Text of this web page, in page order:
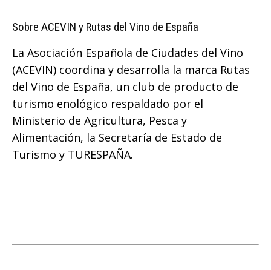
Sobre ACEVIN y Rutas del Vino de España
La Asociación Española de Ciudades del Vino
(ACEVIN) coordina y desarrolla la marca Rutas
del Vino de España, un club de producto de
turismo enológico respaldado por el
Ministerio de Agricultura, Pesca y
Alimentación, la Secretaría de Estado de
Turismo y TURESPAÑA.